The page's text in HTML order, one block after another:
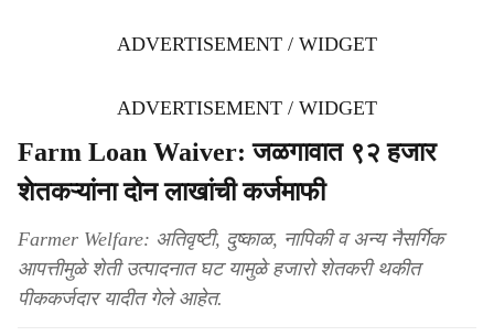
ADVERTISEMENT / WIDGET
ADVERTISEMENT / WIDGET
Farm Loan Waiver: जळगावात ९२ हजार
शेतकऱ्यांना दोन लाखांची कर्जमाफी
Farmer Welfare: अतिवृष्टी, दुष्काळ, नापिकी व अन्य नैसर्गिक
आपत्तीमुळे शेती उत्पादनात घट यामुळे हजारो शेतकरी थकीत
पीककर्जदार यादीत गेले आहेत.